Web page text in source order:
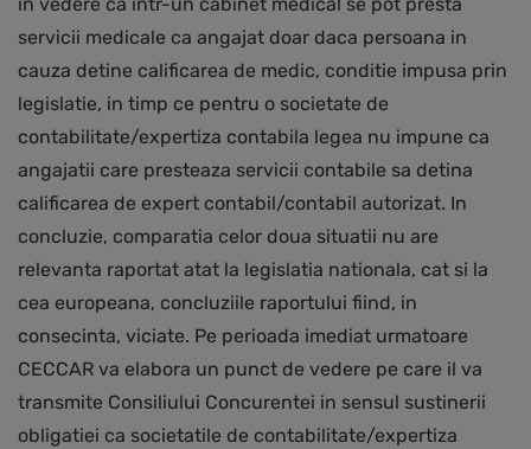
in vedere ca intr-un cabinet medical se pot presta
servicii medicale ca angajat doar daca persoana in
cauza detine calificarea de medic, conditie impusa prin
legislatie, in timp ce pentru o societate de
contabilitate/expertiza contabila legea nu impune ca
angajatii care presteaza servicii contabile sa detina
calificarea de expert contabil/contabil autorizat. In
concluzie, comparatia celor doua situatii nu are
relevanta raportat atat la legislatia nationala, cat si la
cea europeana, concluziile raportului fiind, in
consecinta, viciate. Pe perioada imediat urmatoare
CECCAR va elabora un punct de vedere pe care il va
transmite Consiliului Concurentei in sensul sustinerii
obligatiei ca societatile de contabilitate/expertiza